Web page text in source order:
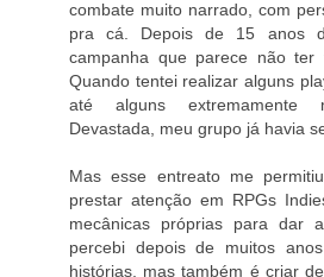
combate muito narrado, com
pra cá. Depois de 15 anos
campanha que parece não ter
Quando tentei realizar alguns
até alguns extremamente
Devastada, meu grupo já havia
Mas esse entreato me
prestar atenção em RPGs
mecânicas próprias para dar
percebi depois de muitos
histórias, mas também é criar